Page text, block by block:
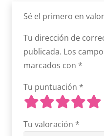
Sé el primero en
Tu dirección de
publicada. Los
marcados con *
Tu puntuación *
Tu valoración *